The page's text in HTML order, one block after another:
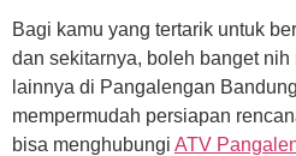
Bagi kamu yang tertarik untuk
dan sekitarnya, boleh banget nih
lainnya di Pangalengan
mempermudah persiapan
bisa menghubungi ATV